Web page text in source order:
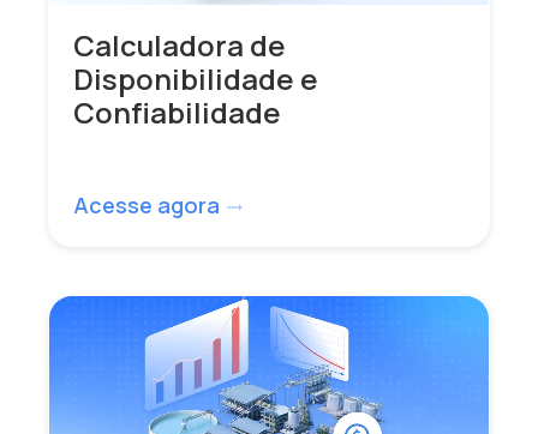
Calculadora de
Disponibilidade e
Confiabilidade
Acesse agora trending_flat